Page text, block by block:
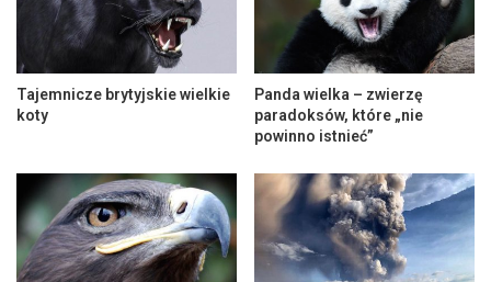
Tajemnicze brytyjskie wielkie
koty
Panda wielka – zwierzę
paradoksów, które „nie
powinno istnieć”